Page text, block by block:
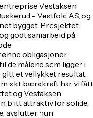
Vestaksen
- Vestfold AS, og
bygget. Prosjektet
godt samarbeid på
obligasjoner.
de målene som ligger i
et vellykket resultat,
økt bærekraft har vi fått
og Vestaksen
blitt attraktiv for solide,
avslutter hun.